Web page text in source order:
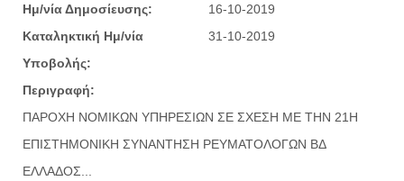
Ημ/νία Δημοσίευσης:
16-10-2019
Καταληκτική Ημ/νία
Υποβολής:
31-10-2019
Περιγραφή:
ΠΑΡΟΧΗ ΝΟΜΙΚΩΝ ΥΠΗΡΕΣΙΩΝ ΣΕ ΣΧΕΣΗ ΜΕ ΤΗΝ 21Η
ΕΠΙΣΤΗΜΟΝΙΚΗ ΣΥΝΑΝΤΗΣΗ ΡΕΥΜΑΤΟΛΟΓΩΝ ΒΔ
ΕΛΛΑΔΟΣ...